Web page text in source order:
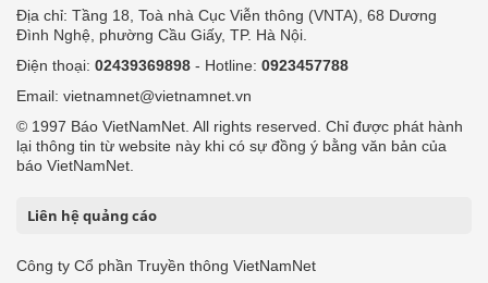
Địa chỉ: Tầng 18, Toà nhà Cục Viễn thông (VNTA), 68 Dương
Đình Nghệ, phường Cầu Giấy, TP. Hà Nội.
Điện thoại: 02439369898 - Hotline: 0923457788
Email: vietnamnet@vietnamnet.vn
© 1997 Báo VietNamNet. All rights reserved. Chỉ được phát hành
lại thông tin từ website này khi có sự đồng ý bằng văn bản của
báo VietNamNet.
Liên hệ quảng cáo
Công ty Cổ phần Truyền thông VietNamNet